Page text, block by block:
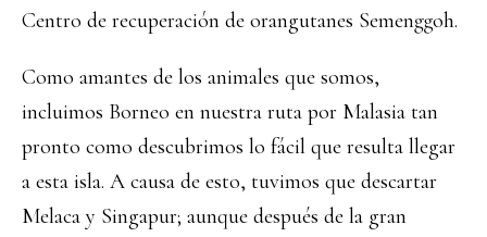
Centro de recuperación de orangutanes Semenggoh.
Como amantes de los animales que somos,
incluimos Borneo en nuestra ruta por Malasia tan
pronto como descubrimos lo fácil que resulta llegar
a esta isla. A causa de esto, tuvimos que descartar
Melaca y Singapur; aunque después de la gran